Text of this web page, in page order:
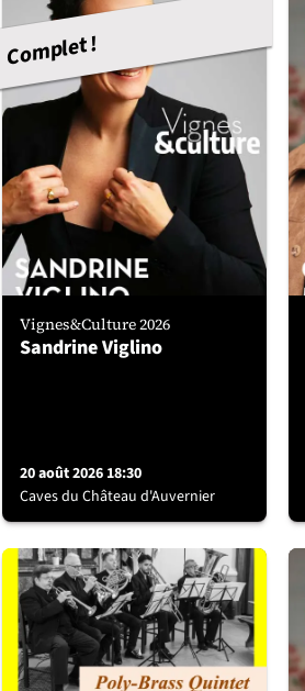
Vignes&Culture 2026
Sandrine Viglino
20 août 2026 18:30
Caves du Château d'Auvernier
Complet !